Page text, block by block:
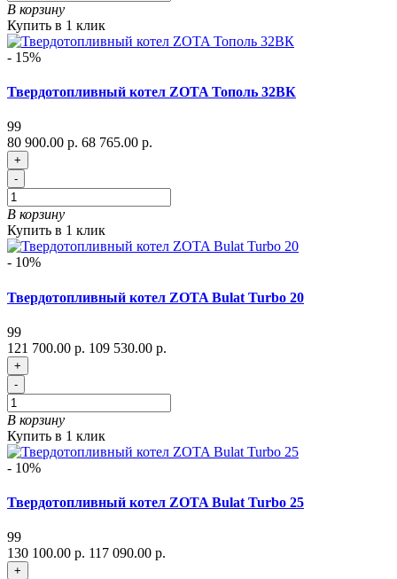
В корзину
Купить в 1 клик
- 15%
Твердотопливный котел ZOTA Тополь 32ВК
99
80 900.00 р. 68 765.00 р.
+
-
В корзину
Купить в 1 клик
- 10%
Твердотопливный котел ZOTA Bulat Turbo 20
99
121 700.00 р. 109 530.00 р.
+
-
В корзину
Купить в 1 клик
- 10%
Твердотопливный котел ZOTA Bulat Turbo 25
99
130 100.00 р. 117 090.00 р.
+